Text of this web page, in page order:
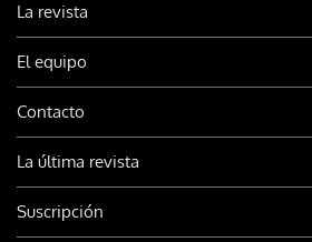
La revista
El equipo
Contacto
La última revista
Suscripción